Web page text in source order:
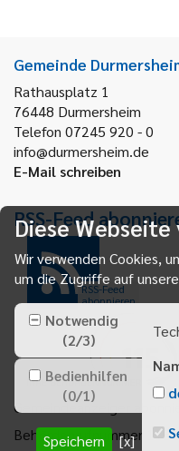
Gemeinde
Rathausplatz 1
76448 Durmersheim
Telefon 07245 920 - 0
info@durmersheim.de
E-Mail schreiben
RSS-Feed
RSS-Feed
abonnieren
Gemeindeanzeiger
Behördenrufnummer 115
Diese
Wir verwenden Cookies,
um die Zugriffe auf
Notwendig
(2/3)
Bedienhilfen
(0/1)
Speichern [x]